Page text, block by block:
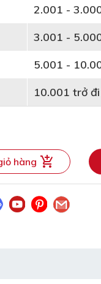
2.001 -
3.001 -
5.001 -
10.001 trở đi
hàng